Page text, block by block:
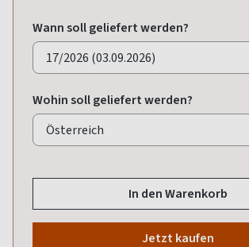
Wann soll geliefert werden?
Wohin soll geliefert werden?
In den Warenkorb
Jetzt kaufen